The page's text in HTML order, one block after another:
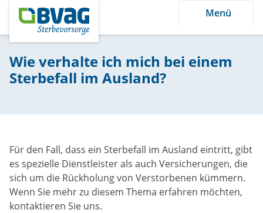
Menü
Wie verhalte ich mich bei einem
Sterbefall im Ausland?
Für den Fall, dass ein Sterbefall im Ausland eintritt, gibt
es spezielle Dienstleister als auch Versicherungen, die
sich um die Rückholung von Verstorbenen kümmern.
Wenn Sie mehr zu diesem Thema erfahren möchten,
kontaktieren Sie uns.